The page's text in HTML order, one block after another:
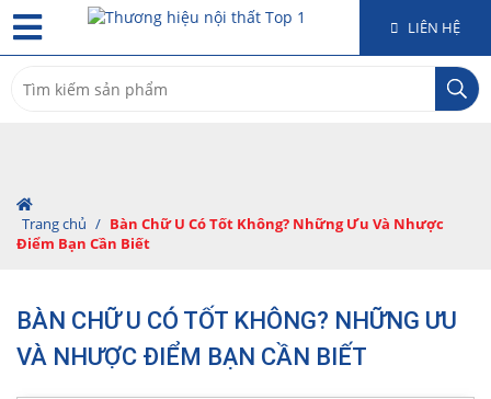
LIÊN HỆ
for:
Trang chủ / Bàn Chữ U Có Tốt Không? Những Ưu Và Nhược
Điểm Bạn Cần Biết
BÀN CHỮ U CÓ TỐT KHÔNG? NHỮNG ƯU
VÀ NHƯỢC ĐIỂM BẠN CẦN BIẾT